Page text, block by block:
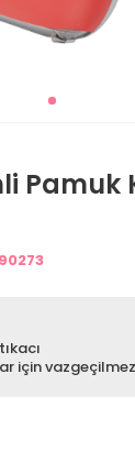
Pamuk
için